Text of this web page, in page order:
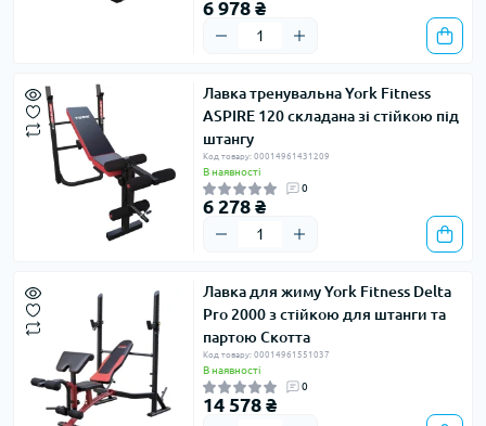
6 978 ₴
Лавка тренувальна York Fitness
ASPIRE 120 складана зі стійкою під
штангу
Код товару: 00014961431209
В наявності
0
6 278 ₴
Лавка для жиму York Fitness Delta
Pro 2000 з стійкою для штанги та
партою Скотта
Код товару: 00014961551037
В наявності
0
14 578 ₴